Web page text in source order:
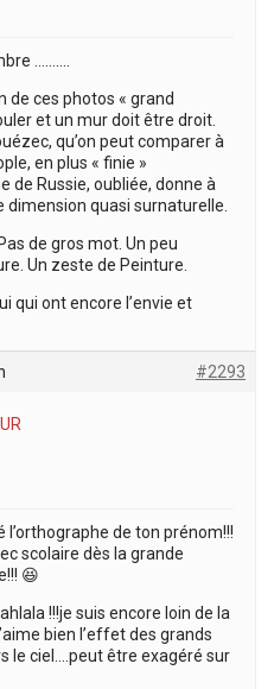
……….
de ces photos « grand
et un mur doit être droit.
qu’on peut comparer à
en plus « finie »
de Russie, oubliée, donne à
quasi surnaturelle.
de gros mot. Un peu
Un zeste de Peinture.
qui ont encore l’envie et
#2293
l’orthographe de ton prénom!!!
scolaire dès la grande
😆
!!!je suis encore loin de la
bien l’effet des grands
le ciel….peut être exagéré sur